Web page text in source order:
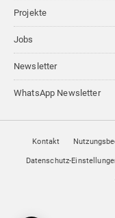
Projekte
Jobs
Newsletter
WhatsApp Newsletter
Kontakt
Datenschutz-